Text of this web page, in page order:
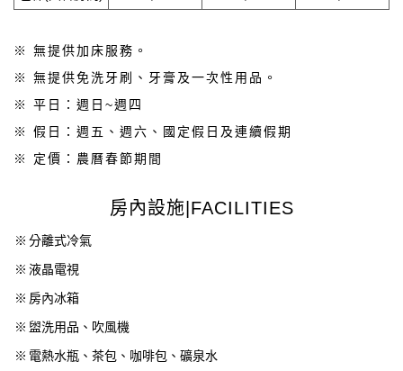
※ 無提供加床服務。
※ 無提供免洗牙刷、牙膏及一次性用品。
※ 平日：週日~週四
※ 假日：週五、週六、國定假日及連續假期
※ 定價：農曆春節期間
房內設施|FACILITIES
※ 分離式冷氣
※ 液晶電視
※ 房內冰箱
※ 盥洗用品、吹風機
※ 電熱水瓶、茶包、咖啡包、礦泉水